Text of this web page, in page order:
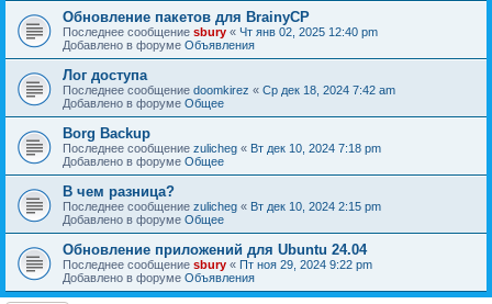
Oбновление пакетов для BrainyCP
Последнее сообщение sbury « Чт янв 02, 2025 12:40 pm
Добавлено в форуме Объявления
Лог доступа
Последнее сообщение doomkirez « Ср дек 18, 2024 7:42 am
Добавлено в форуме Общее
Borg Backup
Последнее сообщение zulicheg « Вт дек 10, 2024 7:18 pm
Добавлено в форуме Общее
В чем разница?
Последнее сообщение zulicheg « Вт дек 10, 2024 2:15 pm
Добавлено в форуме Общее
Обновление приложений для Ubuntu 24.04
Последнее сообщение sbury « Пт ноя 29, 2024 9:22 pm
Добавлено в форуме Объявления